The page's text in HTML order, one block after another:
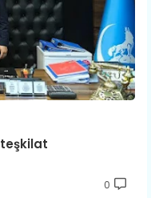
teşkilat
0